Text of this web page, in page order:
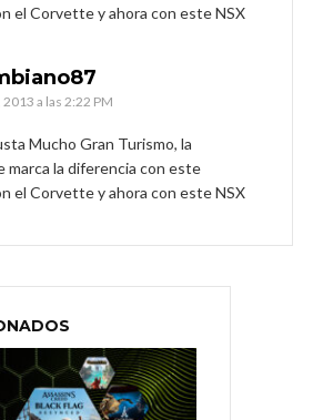
el Corvette y ahora con este NSX
a las 2:22 PM
Mucho Gran Turismo, la
marca la diferencia con este
el Corvette y ahora con este NSX